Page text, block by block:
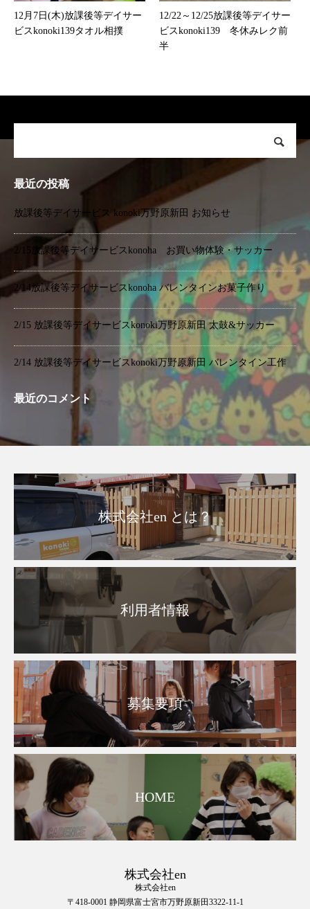
12月7日(木)放課後等デイサー
ビスkonoki139タオル相撲
12/22～12/25放課後等デイサー
ビスkonoki139 冬休みレク前
半
最近の投稿
放課後等デイサービス konoki万野原新田 お知らせ
2/15放課後等デイサービスkonoha お買い物体験・サッカー
2/14放課後等デイサービスkonoha バレンタインお菓子作り
2/15 放課後等デイサービスkonoki万野原新田 太鼓&サッカー
2/14 放課後等デイサービスkonoki万野原新田 バレンタイン工作
最近のコメント
株式会社en とは？
利用者情報
募集要項
HOME
株式会社en
株式会社en
〒418-0001 静岡県富士宮市万野原新田3322-11-1